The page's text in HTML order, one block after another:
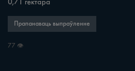
0,71 гектара
Прапанаваць выпраўленне
77 👁